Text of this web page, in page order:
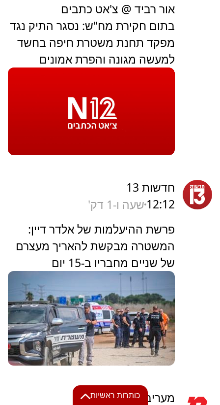
כותרות ראשיות
אור רביד @ צ'אט כתבים
בתום חקירת מח"ש: נסגר התיק נגד
מפקד תחנת משטרת חיפה בחשד
למעשה מגונה והפרת אמונים
חדשות 13
12:12 שעה ו-1 דק'
פרשת ההיעלמות של אלדר דיין:
המשטרה מבקשת להאריך מעצרם
של שניים מחבריו ב-15 יום
מעריב